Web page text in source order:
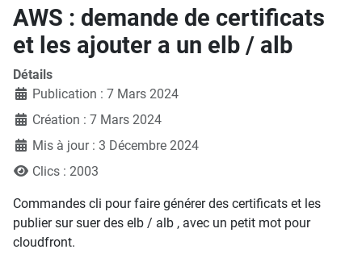
AWS : demande de certificats
et les ajouter a un elb / alb
Détails
Publication : 7 Mars 2024
Création : 7 Mars 2024
Mis à jour : 3 Décembre 2024
Clics : 2003
Commandes cli pour faire générer des certificats et les
publier sur suer des elb / alb , avec un petit mot pour
cloudfront.